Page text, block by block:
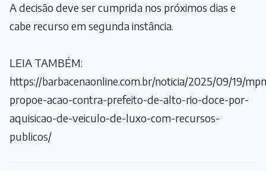
A decisão deve ser cumprida nos próximos dias e
cabe recurso em segunda instância.
LEIA TAMBÉM:
https://barbacenaonline.com.br/noticia/2025/09/19/
propoe-acao-contra-prefeito-de-alto-rio-doce-por-
aquisicao-de-veiculo-de-luxo-com-recursos-
publicos/